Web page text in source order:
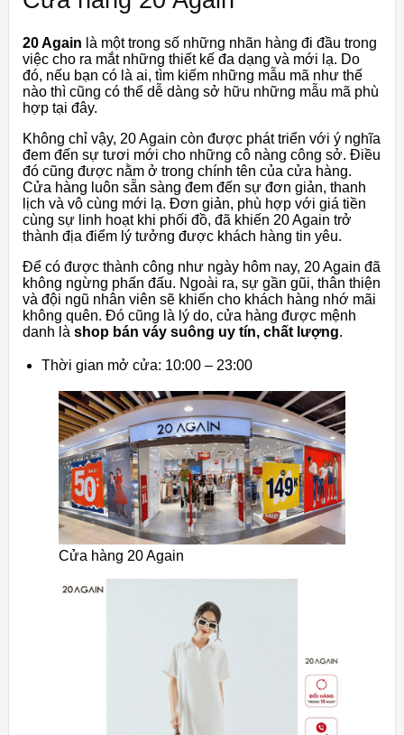
20 Again là một trong số những nhãn hàng đi đầu trong
việc cho ra mắt những thiết kế đa dạng và mới lạ. Do
đó, nếu bạn có là ai, tìm kiếm những mẫu mã như thế
nào thì cũng có thể dễ dàng sở hữu những mẫu mã phù
hợp tại đây.
Không chỉ vậy, 20 Again còn được phát triển với ý nghĩa
đem đến sự tươi mới cho những cô nàng công sở. Điều
đó cũng được nằm ở trong chính tên của cửa hàng.
Cửa hàng luôn sẵn sàng đem đến sự đơn giản, thanh
lịch và vô cùng mới lạ. Đơn giản, phù hợp với giá tiền
cùng sự linh hoạt khi phối đồ, đã khiến 20 Again trở
thành địa điểm lý tưởng được khách hàng tin yêu.
Để có được thành công như ngày hôm nay, 20 Again đã
không ngừng phấn đấu. Ngoài ra, sự gần gũi, thân thiện
và đội ngũ nhân viên sẽ khiến cho khách hàng nhớ mãi
không quên. Đó cũng là lý do, cửa hàng được mệnh
danh là shop bán váy suông uy tín, chất lượng.
Thời gian mở cửa: 10:00 – 23:00
Cửa hàng 20 Again